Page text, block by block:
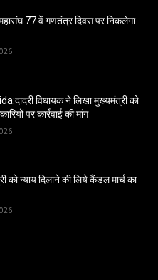
77 वें गणतंत्र दिवस पर निकलेगा
विधायक ने लिखा मुख्यमंत्री को
पर कार्रवाई की मांग
को न्याय दिलाने की लिये कैंडल मार्च का